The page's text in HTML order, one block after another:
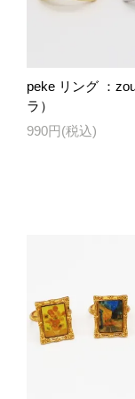
peke リング ：
ラ）
990円(税込)